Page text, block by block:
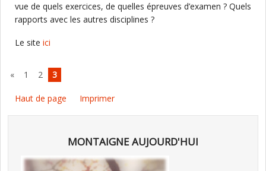
vue de quels exercices, de quelles épreuves d’examen ? Quels
rapports avec les autres disciplines ?
Le site ici
« 1 2 3
Haut de page Imprimer
MONTAIGNE AUJOURD'HUI